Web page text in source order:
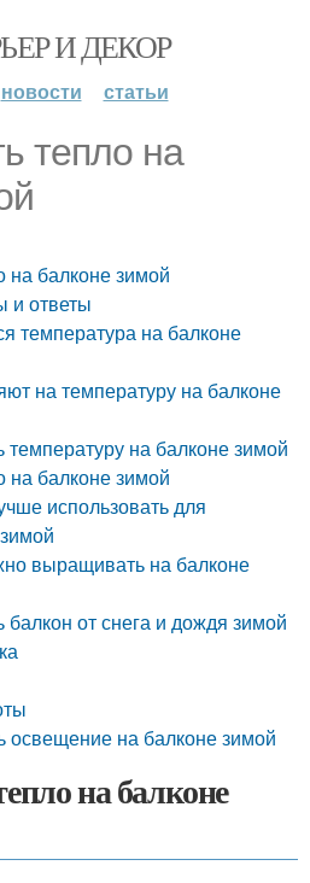
И ДЕКОР
новости статьи
тепло на
на балконе зимой
и ответы
температура на балконе
на температуру на балконе
на балконе зимой
на балконе зимой
использовать для
выращивать на балконе
от снега и дождя зимой
освещение на балконе зимой
на балконе